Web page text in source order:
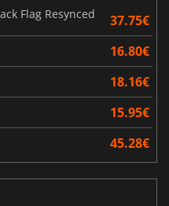
Flag Resynced
37.75€
16.80€
18.16€
15.95€
45.28€